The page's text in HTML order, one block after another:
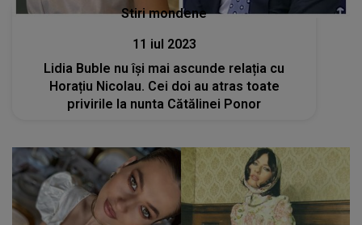
Stiri mondene
11 iul 2023
Lidia Buble nu își mai ascunde relația cu
Horațiu Nicolau. Cei doi au atras toate
privirile la nunta Cătălinei Ponor